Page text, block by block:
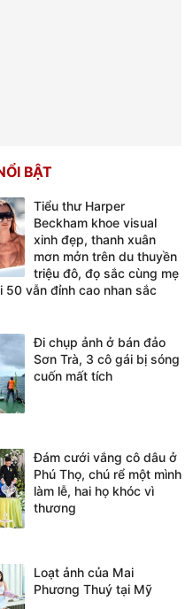
BẬT
Tiểu thư Harper
Beckham khoe visual
xinh đẹp, thanh xuân
mơn mởn trên du thuyền
triệu đô, đọ sắc cùng mẹ
50 vẫn đỉnh cao nhan sắc
Đi chụp ảnh ở bán đảo
Sơn Trà, 3 cô gái bị sóng
cuốn mất tích
Đám cưới vắng cô dâu ở
Phú Thọ, chú rể một mình
làm lễ, hai họ khóc vì
thương
Loạt ảnh của Mai
Phương Thuý tại Mỹ